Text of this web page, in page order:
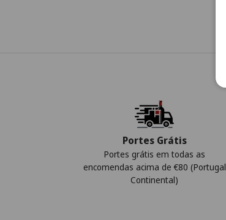
Portes Grátis
Portes grátis em todas as
encomendas acima de €80 (Portugal
Continental)